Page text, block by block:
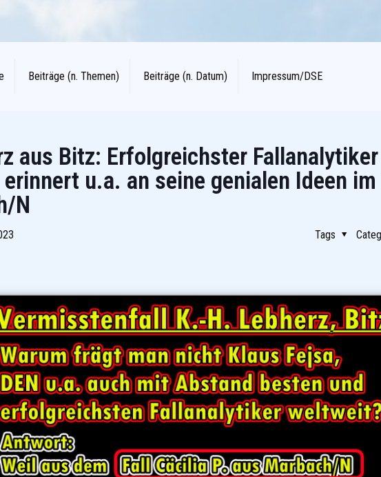
Beiträge (n. Themen) Beiträge (n. Datum) Impressum/DSE
aus Bitz: Erfolgreichster Fallanalytiker
u.a. an seine genialen Ideen im
N
Tags